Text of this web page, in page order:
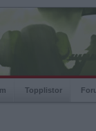
Topplistor